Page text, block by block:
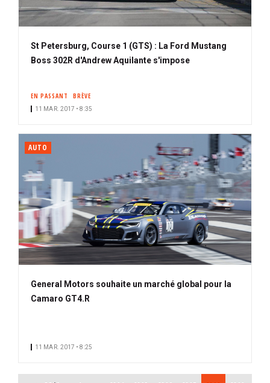
St Petersburg, Course 1 (GTS) : La Ford Mustang
Boss 302R d'Andrew Aquilante s'impose
EN PASSANT BRÈVE
11 MAR. 2017 • 8:35
AUTO
General Motors souhaite un marché global pour la
Camaro GT4.R
11 MAR. 2017 • 8:25